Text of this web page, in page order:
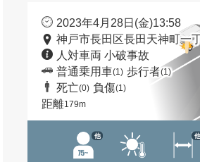
2023年4月28日(金)13:58
神戸市長田区長田天神町一
人対車両 小破事故
普通乗用車(1) 歩行者(1)
死亡(0) 負傷(1)
距離179m
他 他